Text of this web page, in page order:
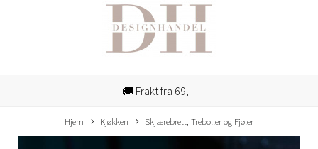
🚚 Frakt fra 69,-
Hjem Kjøkken Skjærebrett, Treboller og Fjøler